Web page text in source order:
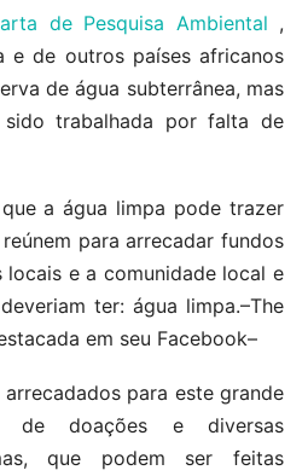
de Pesquisa Ambiental ,
e de outros países africanos
de água subterrânea, mas
trabalhada por falta de
a água limpa pode trazer
para arrecadar fundos
locais e a comunidade local e
ter: água limpa.–The
em seu Facebook–
para este grande
de doações e diversas
que podem ser feitas